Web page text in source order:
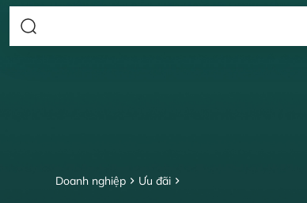
Doanh nghiệp Ưu đãi